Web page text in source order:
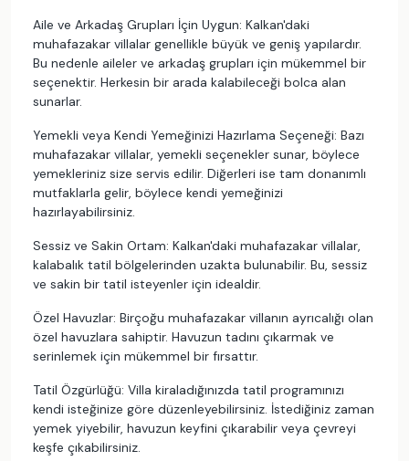
Aile ve Arkadaş Grupları İçin Uygun: Kalkan'daki
muhafazakar villalar genellikle büyük ve geniş yapılardır.
Bu nedenle aileler ve arkadaş grupları için mükemmel bir
seçenektir. Herkesin bir arada kalabileceği bolca alan
sunarlar.
Yemekli veya Kendi Yemeğinizi Hazırlama Seçeneği: Bazı
muhafazakar villalar, yemekli seçenekler sunar, böylece
yemekleriniz size servis edilir. Diğerleri ise tam donanımlı
mutfaklarla gelir, böylece kendi yemeğinizi
hazırlayabilirsiniz.
Sessiz ve Sakin Ortam: Kalkan'daki muhafazakar villalar,
kalabalık tatil bölgelerinden uzakta bulunabilir. Bu, sessiz
ve sakin bir tatil isteyenler için idealdir.
Özel Havuzlar: Birçoğu muhafazakar villanın ayrıcalığı olan
özel havuzlara sahiptir. Havuzun tadını çıkarmak ve
serinlemek için mükemmel bir fırsattır.
Tatil Özgürlüğü: Villa kiraladığınızda tatil programınızı
kendi isteğinize göre düzenleyebilirsiniz. İstediğiniz zaman
yemek yiyebilir, havuzun keyfini çıkarabilir veya çevreyi
keşfe çıkabilirsiniz.